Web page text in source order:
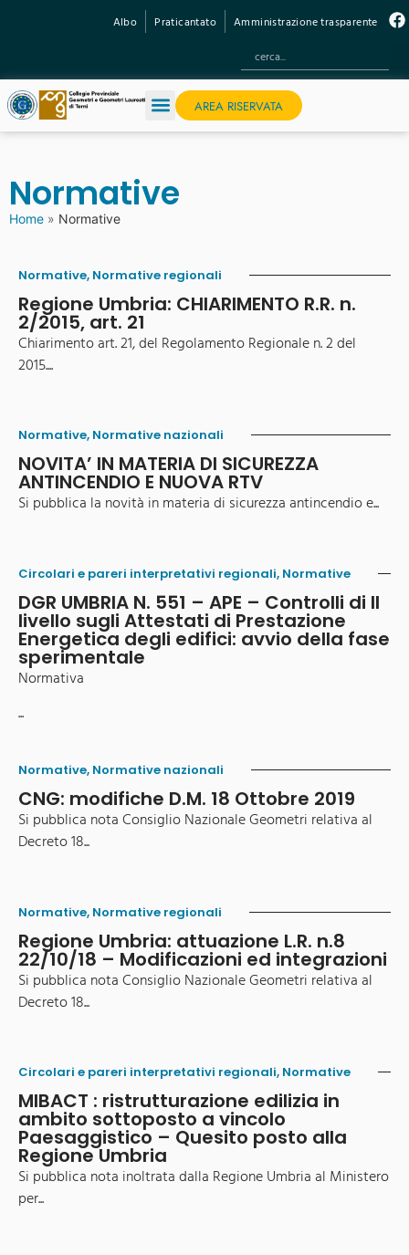
Albo Praticantato Amministrazione trasparente
AREA RISERVATA
Normative
Home » Normative
Normative, Normative regionali
Regione Umbria: CHIARIMENTO R.R. n.
2/2015, art. 21
Chiarimento art. 21, del Regolamento Regionale n. 2 del
2015....
Normative, Normative nazionali
NOVITA’ IN MATERIA DI SICUREZZA
ANTINCENDIO E NUOVA RTV
Si pubblica la novità in materia di sicurezza antincendio e...
Circolari e pareri interpretativi regionali, Normative
DGR UMBRIA N. 551 – APE – Controlli di II
livello sugli Attestati di Prestazione
Energetica degli edifici: avvio della fase
sperimentale
Normativa
...
Normative, Normative nazionali
CNG: modifiche D.M. 18 Ottobre 2019
Si pubblica nota Consiglio Nazionale Geometri relativa al
Decreto 18...
Normative, Normative regionali
Regione Umbria: attuazione L.R. n.8
22/10/18 – Modificazioni ed integrazioni
Si pubblica nota Consiglio Nazionale Geometri relativa al
Decreto 18...
Circolari e pareri interpretativi regionali, Normative
MIBACT : ristrutturazione edilizia in
ambito sottoposto a vincolo
Paesaggistico – Quesito posto alla
Regione Umbria
Si pubblica nota inoltrata dalla Regione Umbria al Ministero
per...